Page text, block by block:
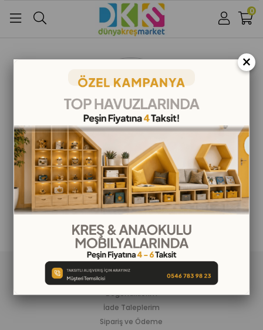
Google İle Bağlan
0
ALIŞVERİŞ BİLGİLERİ
Beğendiklerim
İade Taleplerim
Sipariş ve Ödeme
×